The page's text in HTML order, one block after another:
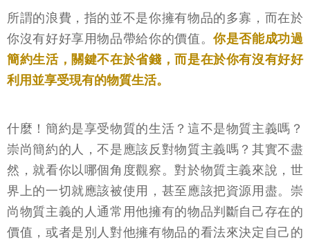
所謂的浪費，指的並不是你擁有物品的多寡，而在於
你沒有好好享用物品帶給你的價值。你是否能成功過
簡約生活，關鍵不在於省錢，而是在於你有沒有好好
利用並享受現有的物質生活。
什麼！簡約是享受物質的生活？這不是物質主義嗎？
崇尚簡約的人，不是應該反對物質主義嗎？其實不盡
然，就看你以哪個角度觀察。對於物質主義來說，世
界上的一切就應該被使用，甚至應該把資源用盡。崇
尚物質主義的人通常用他擁有的物品判斷自己存在的
價值，或者是別人對他擁有物品的看法來決定自己的